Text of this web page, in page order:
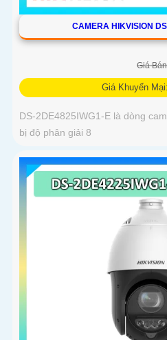
CAMERA HIKVISION
Giá
Giá Khuyến
DS-2DE4825IWG1-E là dòng
bị độ phân giải 8